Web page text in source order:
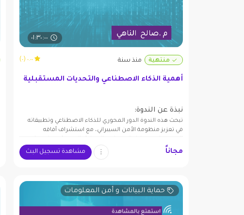
٠١:٣٠:٠٠
منتهية منذ سنة ٠.٠٠ (٠)
أهمية الذكاء الاصطناعي والتحديات المستقبلية
نبذة عن الندوة:
تبحث هذه الندوة الدور المحوري للذكاء الاصطناعي وتطبيقاته
في تعزيز منظومة الأمن السيبراني، مع استشراف آفاقه
حماية رقمية آمنة.
مجاناً مشاهدة تسجيل البث
حماية البيانات و أمن المعلومات